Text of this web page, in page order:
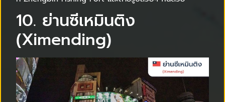
10. ย่านซีเหมินติง
(Ximending)